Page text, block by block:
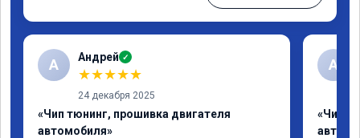
А Андрей ✓
★★★★★
24 декабря 2025
«Чип тюнинг, прошивка двигателя
автомобиля»
A
«Чип